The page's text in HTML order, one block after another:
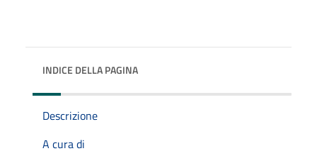
INDICE DELLA PAGINA
Descrizione
A cura di